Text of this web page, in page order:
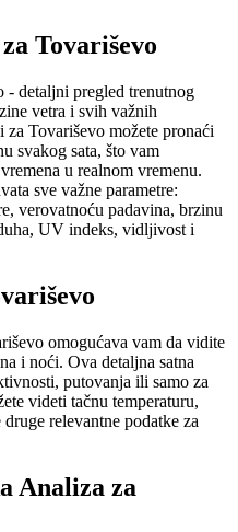
Tovariševo
- detaljni pregled trenutnog
vetra i svih važnih
Tovariševo možete pronaći
svakog sata, što vam
u realnom vremenu.
sve važne parametre:
verovatnoću padavina, brzinu
UV indeks, vidljivost i
omogućava vam da vidite
i noći. Ova detaljna satna
putovanja ili samo za
videti tačnu temperaturu,
relevantne podatke za
Analiza za